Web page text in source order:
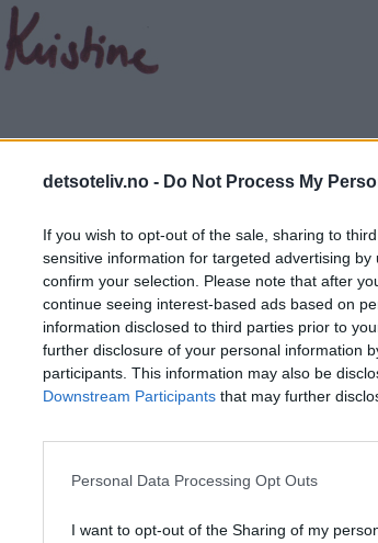
detsoteliv.no - Do Not Process My
If you wish to opt-out of the sale, sharing to
sensitive information for targeted advertising
confirm your selection. Please note that after
continue seeing interest-based ads based on
information disclosed to third parties prior to
further disclosure of your personal information
participants. This information may also be
Downstream Participants that may further
Personal Data Processing Opt Outs
I want to opt-out of the Sharing of my